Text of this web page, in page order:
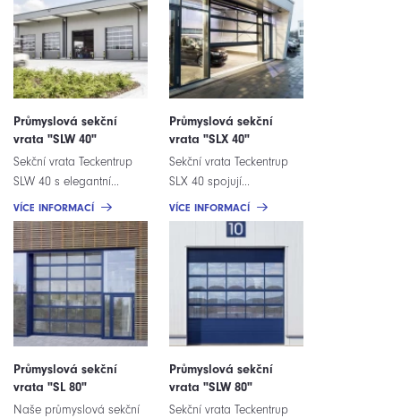
Průmyslová sekční
vrata "SLW 40"
Sekční vrata Teckentrup
SLW 40 s elegantní...
VÍCE INFORMACÍ
Průmyslová sekční
vrata "SLX 40"
Sekční vrata Teckentrup
SLX 40 spojují...
VÍCE INFORMACÍ
Průmyslová sekční
vrata "SL 80"
Naše průmyslová sekční
Průmyslová sekční
vrata "SLW 80"
Sekční vrata Teckentrup